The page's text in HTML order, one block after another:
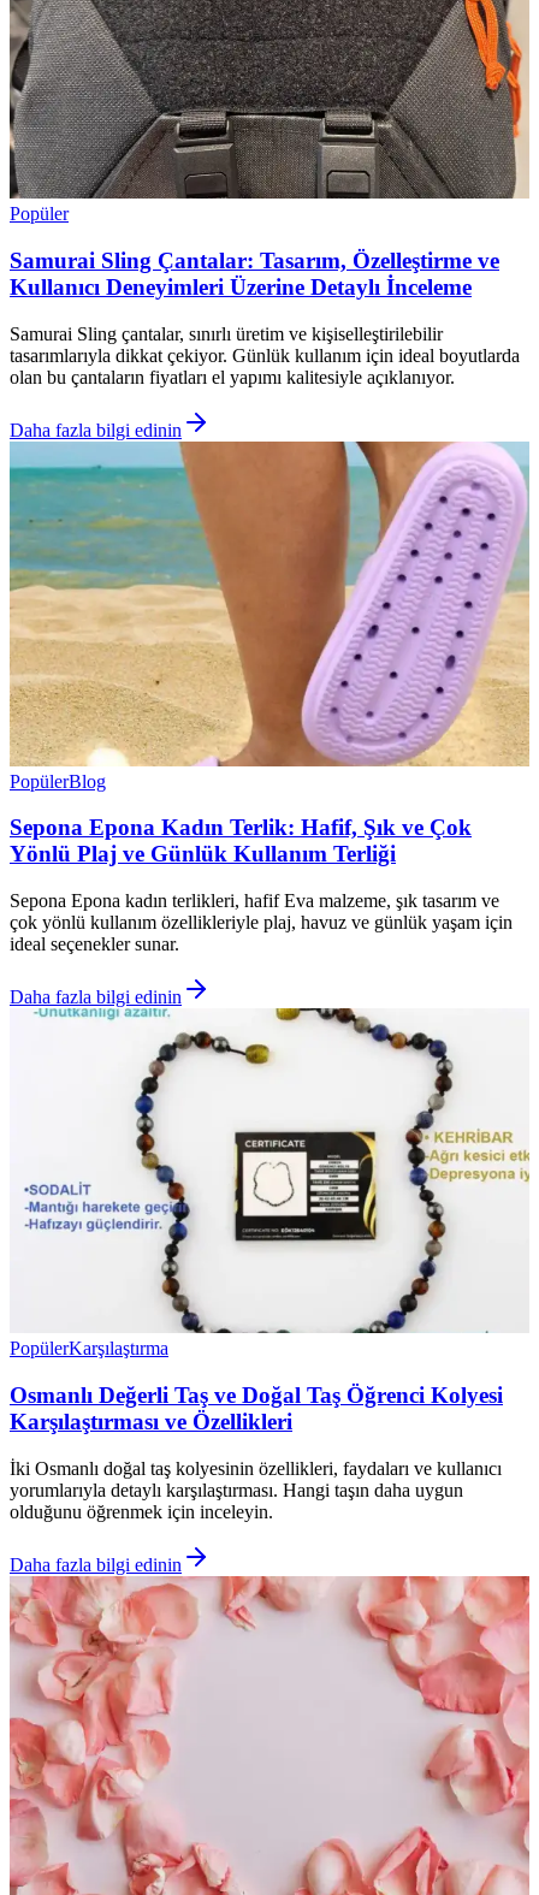
Popüler
Samurai Sling Çantalar: Tasarım, Özelleştirme ve
Kullanıcı Deneyimleri Üzerine Detaylı İnceleme
Samurai Sling çantalar, sınırlı üretim ve kişiselleştirilebilir
tasarımlarıyla dikkat çekiyor. Günlük kullanım için ideal boyutlarda
olan bu çantaların fiyatları el yapımı kalitesiyle açıklanıyor.
Daha fazla bilgi edinin
PopülerBlog
Sepona Epona Kadın Terlik: Hafif, Şık ve Çok
Yönlü Plaj ve Günlük Kullanım Terliği
Sepona Epona kadın terlikleri, hafif Eva malzeme, şık tasarım ve
çok yönlü kullanım özellikleriyle plaj, havuz ve günlük yaşam için
ideal seçenekler sunar.
Daha fazla bilgi edinin
PopülerKarşılaştırma
Osmanlı Değerli Taş ve Doğal Taş Öğrenci Kolyesi
Karşılaştırması ve Özellikleri
İki Osmanlı doğal taş kolyesinin özellikleri, faydaları ve kullanıcı
yorumlarıyla detaylı karşılaştırması. Hangi taşın daha uygun
olduğunu öğrenmek için inceleyin.
Daha fazla bilgi edinin